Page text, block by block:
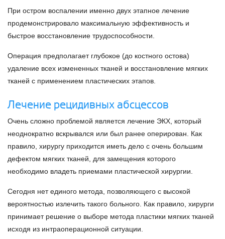
При остром воспалении именно двух этапное лечение
продемонстрировало максимальную эффективность и
быстрое восстановление трудоспособности.
Операция предполагает глубокое (до костного остова)
удаление всех измененных тканей и восстановление мягких
тканей с применением пластических этапов.
Лечение рецидивных абсцессов
Очень сложно проблемой является лечение ЭКХ, который
неоднократно вскрывался или был ранее оперирован. Как
правило, хирургу приходится иметь дело с очень большим
дефектом мягких тканей, для замещения которого
необходимо владеть приемами пластической хирургии.
Сегодня нет единого метода, позволяющего с высокой
вероятностью излечить такого больного. Как правило, хирурги
принимает решение о выборе метода пластики мягких тканей
исходя из интраоперационной ситуации.